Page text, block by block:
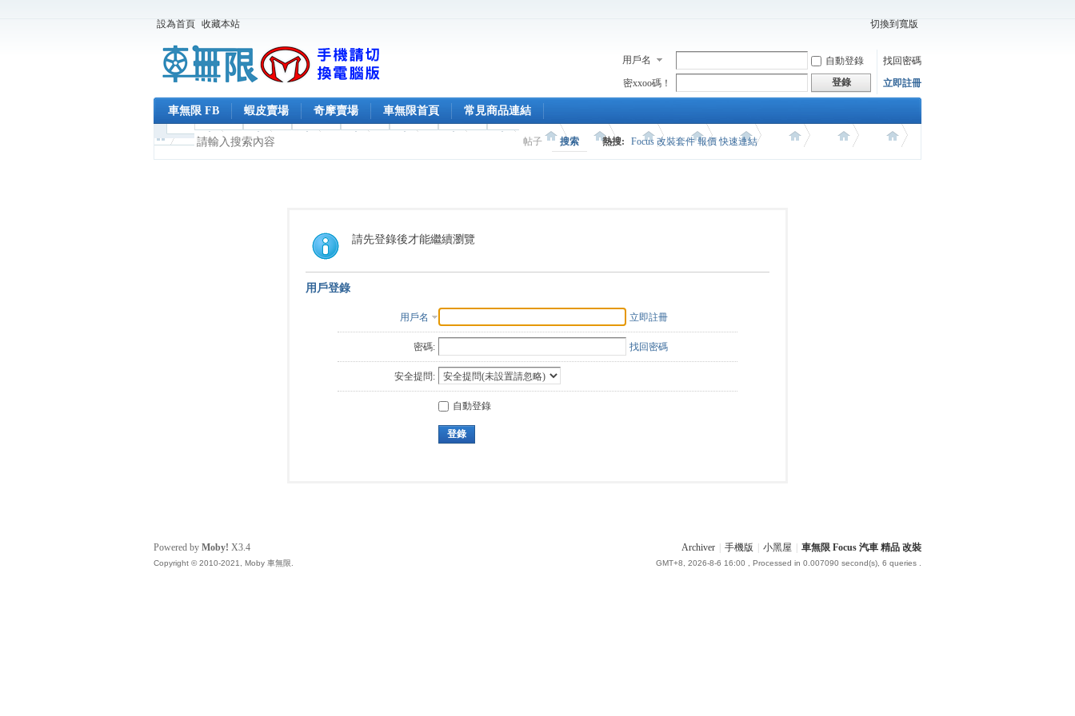
設為首頁 收藏本站 切換到寬版
用戶名 自動登錄
找回密碼
密xxoo碼！
登錄 立即註冊
車無限 FB 蝦皮賣場 奇摩賣場 車無限首頁 常見商品連結
帖子 搜索 熱搜: Focus 改裝套件 報價 快速連結
請先登錄後才能繼續瀏覽
用戶登錄
用戶名 立即註冊
密碼: 找回密碼
安全提問:
自動登錄
登錄
Archiver 手機版 小黑屋 車無限 Focus 汽車 精品 改裝
GMT+8, 2026-8-6 16:00 , Processed in 0.007090 second(s), 6 queries .
Powered by Moby! X3.4
Copyright © 2010-2021, Moby 車無限.